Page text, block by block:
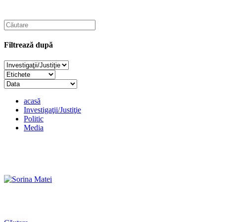
Filtrează după
acasă
Investigaţii/Justiţie
Politic
Media